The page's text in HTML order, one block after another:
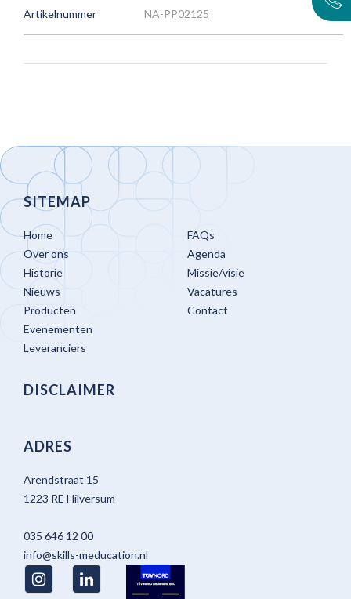
Artikelnummer NA-PP02125
SITEMAP
Home
Over ons
Historie
Nieuws
Producten
Evenementen
Leveranciers
FAQs
Agenda
Missie/visie
Vacatures
Contact
DISCLAIMER
ADRES
Arendstraat 15
1223 RE Hilversum
035 646 12 00
info@skills-meducation.nl